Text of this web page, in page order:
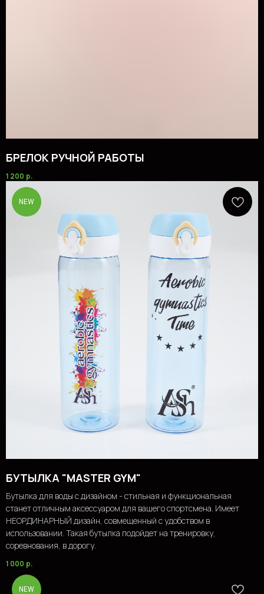
БРЕЛОК РУЧНОЙ РАБОТЫ
1 200 р.
NEW
БУТЫЛКА "MASTER GYM"
Бутылка для воды с дизайном - стильная и функциональная
станет отличным аксессуаром для вашего спортсмена. Имеет
НЕОРДИНАРНЫЙ дизайн, совмещенный с удобством в
использовании. Такая бутылка подойдет на тренировку,
соревнования, в дорогу.
1 000 р.
NEW